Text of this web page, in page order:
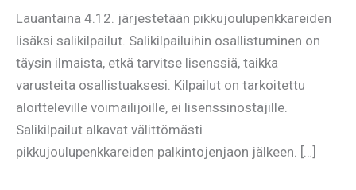
Lauantaina 4.12. järjestetään pikkujoulupenkkareiden
lisäksi salikilpailut. Salikilpailuihin osallistuminen on
täysin ilmaista, etkä tarvitse lisenssiä, taikka
varusteita osallistuaksesi. Kilpailut on tarkoitettu
aloitteleville voimailijoille, ei lisenssinostajille.
Salikilpailut alkavat välittömästi
pikkujoulupenkkareiden palkintojenjaon jälkeen. […]